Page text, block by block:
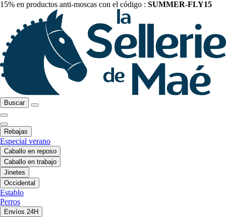
15% en productos anti-moscas con el código : SUMMER-FLY15
Buscar
Rebajas
Especial verano
Caballo en reposo
Caballo en trabajo
Jinetes
Occidental
Establo
Perros
Envíos 24H